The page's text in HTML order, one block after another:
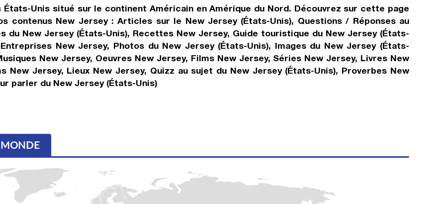
Unis situé sur le continent Américain en Amérique du Nord. Découvrez sur cette page
contenus New Jersey : Articles sur le New Jersey (États-Unis), Questions / Réponses au
du New Jersey (États-Unis), Recettes New Jersey, Guide touristique du New Jersey (États-
New Jersey, Photos du New Jersey (États-Unis), Images du New Jersey (États-
New Jersey, Oeuvres New Jersey, Films New Jersey, Séries New Jersey, Livres New
New Jersey, Lieux New Jersey, Quizz au sujet du New Jersey (États-Unis), Proverbes New
parler du New Jersey (États-Unis)
MONDE